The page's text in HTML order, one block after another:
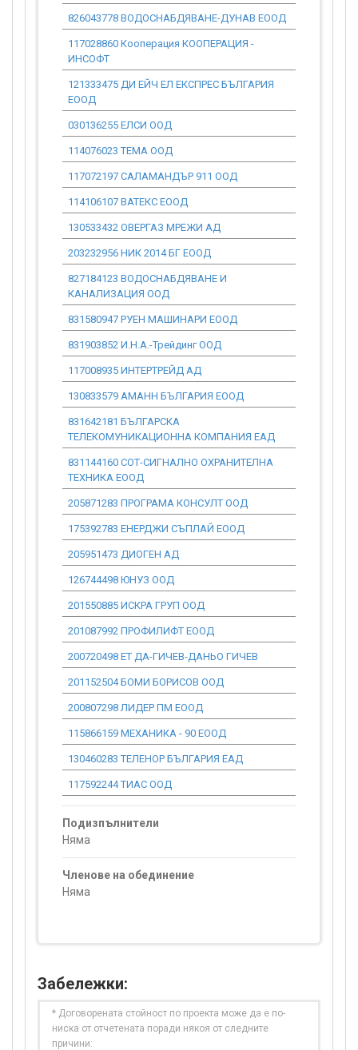
826043778 ВОДОСНАБДЯВАНЕ-ДУНАВ ЕООД
117028860 Кооперация КООПЕРАЦИЯ -
ИНСОФТ
121333475 ДИ ЕЙЧ ЕЛ ЕКСПРЕС БЪЛГАРИЯ
ЕООД
030136255 ЕЛСИ ООД
114076023 ТЕМА ООД
117072197 САЛАМАНДЪР 911 ООД
114106107 ВАТЕКС ЕООД
130533432 ОВЕРГАЗ МРЕЖИ АД
203232956 НИК 2014 БГ ЕООД
827184123 ВОДОСНАБДЯВАНЕ И
КАНАЛИЗАЦИЯ ООД
831580947 РУЕН МАШИНАРИ ЕООД
831903852 И.Н.А.-Трейдинг ООД
117008935 ИНТЕРТРЕЙД АД
130833579 АМАНН БЪЛГАРИЯ ЕООД
831642181 БЪЛГАРСКА
ТЕЛЕКОМУНИКАЦИОННА КОМПАНИЯ ЕАД
831144160 СОТ-СИГНАЛНО ОХРАНИТЕЛНА
ТЕХНИКА ЕООД
205871283 ПРОГРАМА КОНСУЛТ ООД
175392783 ЕНЕРДЖИ СЪПЛАЙ ЕООД
205951473 ДИОГЕН АД
126744498 ЮНУЗ ООД
201550885 ИСКРА ГРУП ООД
201087992 ПРОФИЛИФТ ЕООД
200720498 ЕТ ДА-ГИЧЕВ-ДАНЬО ГИЧЕВ
201152504 БОМИ БОРИСОВ ООД
200807298 ЛИДЕР ПМ ЕООД
115866159 МЕХАНИКА - 90 ЕООД
130460283 ТЕЛЕНОР БЪЛГАРИЯ ЕАД
117592244 ТИАС ООД
Подизпълнители
Няма
Членове на обединение
Няма
Забележки:
* Договорената стойност по проекта може да е по-
ниска от отчетената поради някоя от следните
причини: